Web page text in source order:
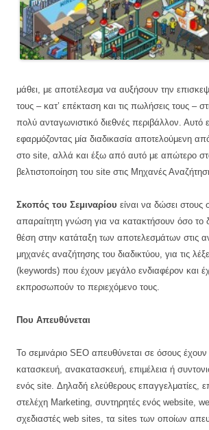
μάθει, με αποτέλεσμα να αυξήσουν την
τους – κατ’ επέκταση και τις πωλήσεις τους –
πολύ ανταγωνιστικό διεθνές περιβάλλον. Αυτό
εφαρμόζοντας μία διαδικασία αποτελούμενη
στο site, αλλά και έξω από αυτό με απώτερο
βελτιστοποίηση του site στις Μηχανές
Σκοπός του Σεμιναρίου είναι να δώσει στους
απαραίτητη γνώση για να κατακτήσουν όσο το
θέση στην κατάταξη των αποτελεσμάτων στις
μηχανές αναζήτησης του διαδικτύου, για τις
(keywords) που έχουν μεγάλο ενδιαφέρον και
εκπροσωπούν το περιεχόμενο τους.
Που Απευθύνεται
Το σεμινάριο SEO απευθύνεται σε όσους έχουν
κατασκευή, ανακατασκευή, επιμέλεια ή
ενός site. Δηλαδή ελεύθερους επαγγελματίες,
στελέχη Marketing, συντηρητές ενός website,
σχεδιαστές web sites, τα sites των οποίων